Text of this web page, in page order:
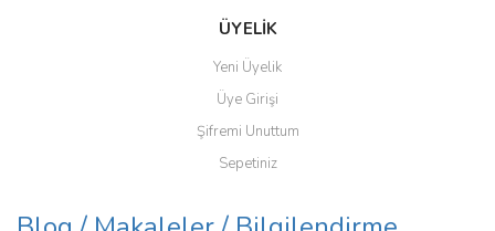
ÜYELİK
Yeni Üyelik
Üye Girişi
Şifremi Unuttum
Sepetiniz